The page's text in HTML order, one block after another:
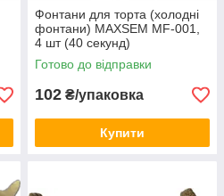
Фонтани для торта (холодні
фонтани) MAXSEM MF-001,
4 шт (40 секунд)
Готово до відправки
102 ₴/упаковка
Купити